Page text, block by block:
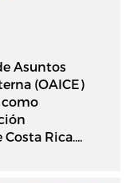
Asuntos
(OAICE)
como
Rica....